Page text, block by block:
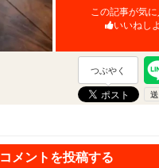
この記事が気
いいねし
つぶやく
コメントを投稿する